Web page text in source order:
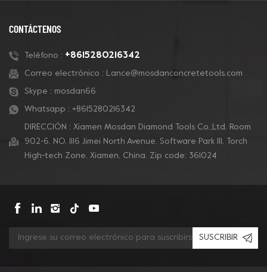
de concreto, eliminación
pulido de concreto.
CONTÁCTENOS
Teléfono : +8615280216342
Correo electrónico : Lance@mosdanconcretetools.com
Skype : mosdan66
Whatsapp : +8615280216342
DIRECCIÓN : Xiamen Mosdan Diamond Tools Co.,Ltd. Room
902-6, NO. 1116 Jimei North Avenue, Software Park Ill, Torch
High-tech Zone, Xiamen, China. Zip code: 361024
SUSCRIBIR